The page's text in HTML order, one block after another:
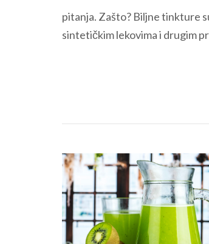
pitanja. Zašto? Biljne tinkture
sintetičkim lekovima i drugim